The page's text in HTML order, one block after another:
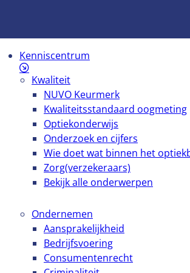
Kenniscentrum
Kwaliteit
NUVO Keurmerk
Kwaliteitsstandaard oogmeting
Optiekonderwijs
Onderzoek en cijfers
Wie doet wat binnen het
Zorg(verzekeraars)
Bekijk alle onderwerpen
Ondernemen
Aansprakelijkheid
Bedrijfsvoering
Consumentenrecht